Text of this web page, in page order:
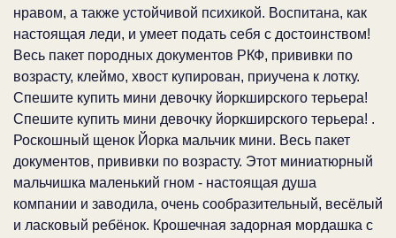
нравом, а также устойчивой психикой. Воспитана, как
настоящая леди, и умеет подать себя с достоинством!
Весь пакет породных документов РКФ, прививки по
возрасту, клеймо, хвост купирован, приучена к лотку.
Спешите купить мини девочку йоркширского терьера!
Спешите купить мини девочку йоркширского терьера! .
Роскошный щенок Йорка мальчик мини. Весь пакет
документов, прививки по возрасту. Этот миниатюрный
мальчишка маленький гном - настоящая душа
компании и заводила, очень сообразительный, весёлый
и ласковый ребёнок. Крошечная задорная мордашка с